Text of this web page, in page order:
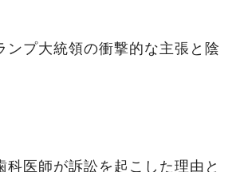
プ大統領の衝撃的な主張と陰
科医師が訴訟を起こした理由と